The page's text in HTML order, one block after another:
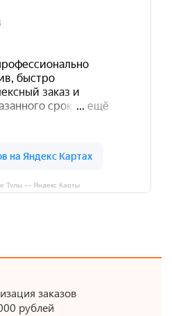
Тулы — Яндекс Карты
заказов
рублей